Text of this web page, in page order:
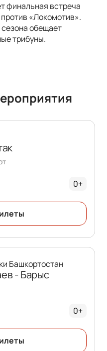
финальная встреча
«Локомотив».
обещает
трибуны.
0+
Башкортостан
- Барыс
0+